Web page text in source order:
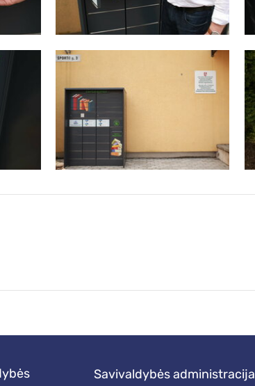
savivaldybės administracija